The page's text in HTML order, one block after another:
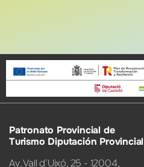
Patronato Provincial de
Turismo Diputación Provincial
Av. Vall d’Uixó, 25 - 12004,